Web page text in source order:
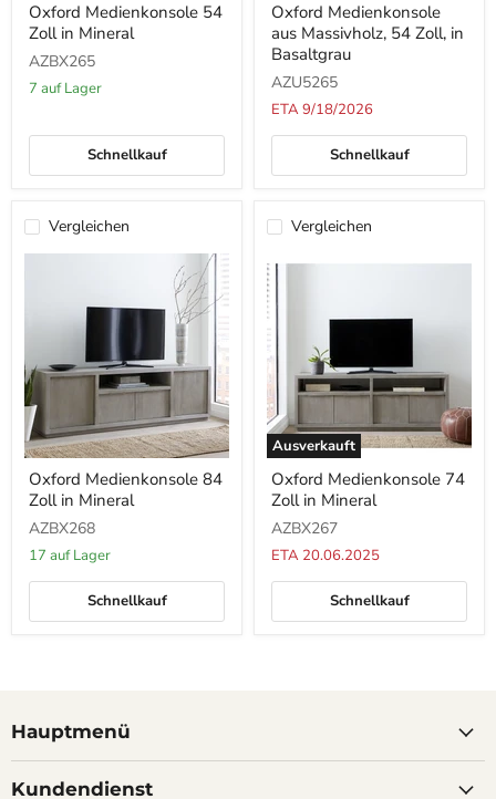
Medienkonsole
54
Zoll
in
Mineral
Oxford Medienkonsole 54
Zoll in Mineral
AZBX265
7 auf Lager
Schnellkauf
Medienkonsole
aus
Massivholz,
Zoll,
in
Oxford Medienkonsole
aus Massivholz, 54 Zoll, in
Basaltgrau
AZU5265
ETA 9/18/2026
Schnellkauf
Vergleichen
Medienkonsole
84
Zoll
in
Mineral
Oxford Medienkonsole 84
Zoll in Mineral
AZBX268
17 auf Lager
Schnellkauf
Vergleichen
Ausverkauft
Medienkonsole
74
Zoll
in
Mineral
Oxford Medienkonsole 74
Zoll in Mineral
AZBX267
ETA 20.06.2025
Schnellkauf
Hauptmenü
Kundendienst